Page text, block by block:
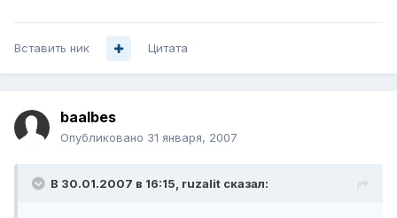
Вставить ник Цитата
baalbes
Опубликовано 31 января, 2007
В 30.01.2007 в 16:15, ruzalit сказал: